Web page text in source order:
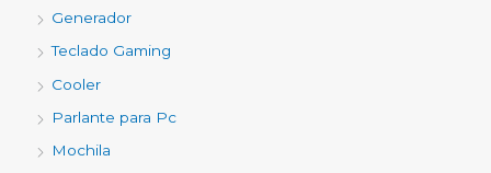
Generador
Teclado Gaming
Cooler
Parlante para Pc
Mochila